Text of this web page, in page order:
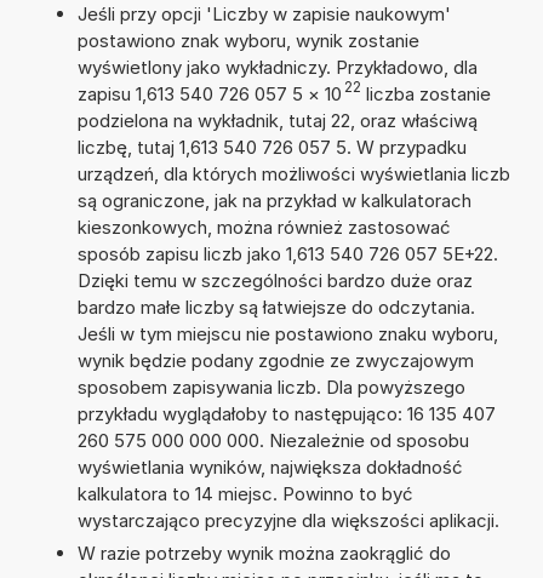
Jeśli przy opcji 'Liczby w zapisie naukowym'
postawiono znak wyboru, wynik zostanie
wyświetlony jako wykładniczy. Przykładowo, dla
zapisu 1,613 540 726 057 5 × 10 22 liczba zostanie
podzielona na wykładnik, tutaj 22, oraz właściwą
liczbę, tutaj 1,613 540 726 057 5. W przypadku
urządzeń, dla których możliwości wyświetlania liczb
są ograniczone, jak na przykład w kalkulatorach
kieszonkowych, można również zastosować
sposób zapisu liczb jako 1,613 540 726 057 5E+22.
Dzięki temu w szczególności bardzo duże oraz
bardzo małe liczby są łatwiejsze do odczytania.
Jeśli w tym miejscu nie postawiono znaku wyboru,
wynik będzie podany zgodnie ze zwyczajowym
sposobem zapisywania liczb. Dla powyższego
przykładu wyglądałoby to następująco: 16 135 407
260 575 000 000 000. Niezależnie od sposobu
wyświetlania wyników, największa dokładność
kalkulatora to 14 miejsc. Powinno to być
wystarczająco precyzyjne dla większości aplikacji.
W razie potrzeby wynik można zaokrąglić do